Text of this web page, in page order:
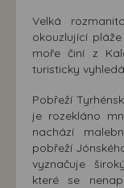
Velká
okouzlující
moře činí z
turisticky
Pobřeží
je rozekláno
nachází
pobřeží
vyznačuje
které se